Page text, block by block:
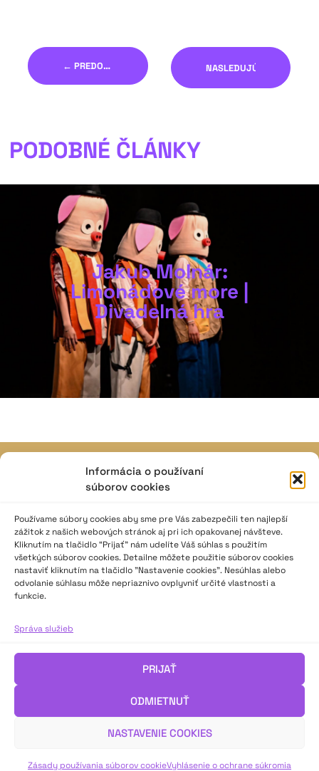
Informácia o používaní
súborov cookies
Používame súbory cookies aby sme pre Vás zabezpečili ten najlepší
zážitok z našich webových stránok aj pri ich opakovanej návšteve.
Kliknutím na tlačidlo “Prijať” nám udelíte Váš súhlas s použitím
všetkých súborov cookies. Detailne môžete použitie súborov cookies
nastaviť kliknutím na tlačidlo "Nastavenie cookies". Nesúhlas alebo
odvolanie súhlasu môže nepriaznivo ovplyvniť určité vlastnosti a
funkcie.
Správa služieb
PRIJAŤ
ODMIETNUŤ
NASTAVENIE COOKIES
Zásady používania súborov cookieVyhlásenie o ochrane súkromia
← PREDOŠLÝ NASLEDUJÚCI →
PODOBNÉ ČLÁNKY
Jakub Molnár:
Limonádové more |
Divadelná hra
e-mail: javisko.noc@nocka.sk
Nám. SNP č. 12, 812 34 Bratislava 1
Slovenská republika
2023–2025 ©
Logofont by